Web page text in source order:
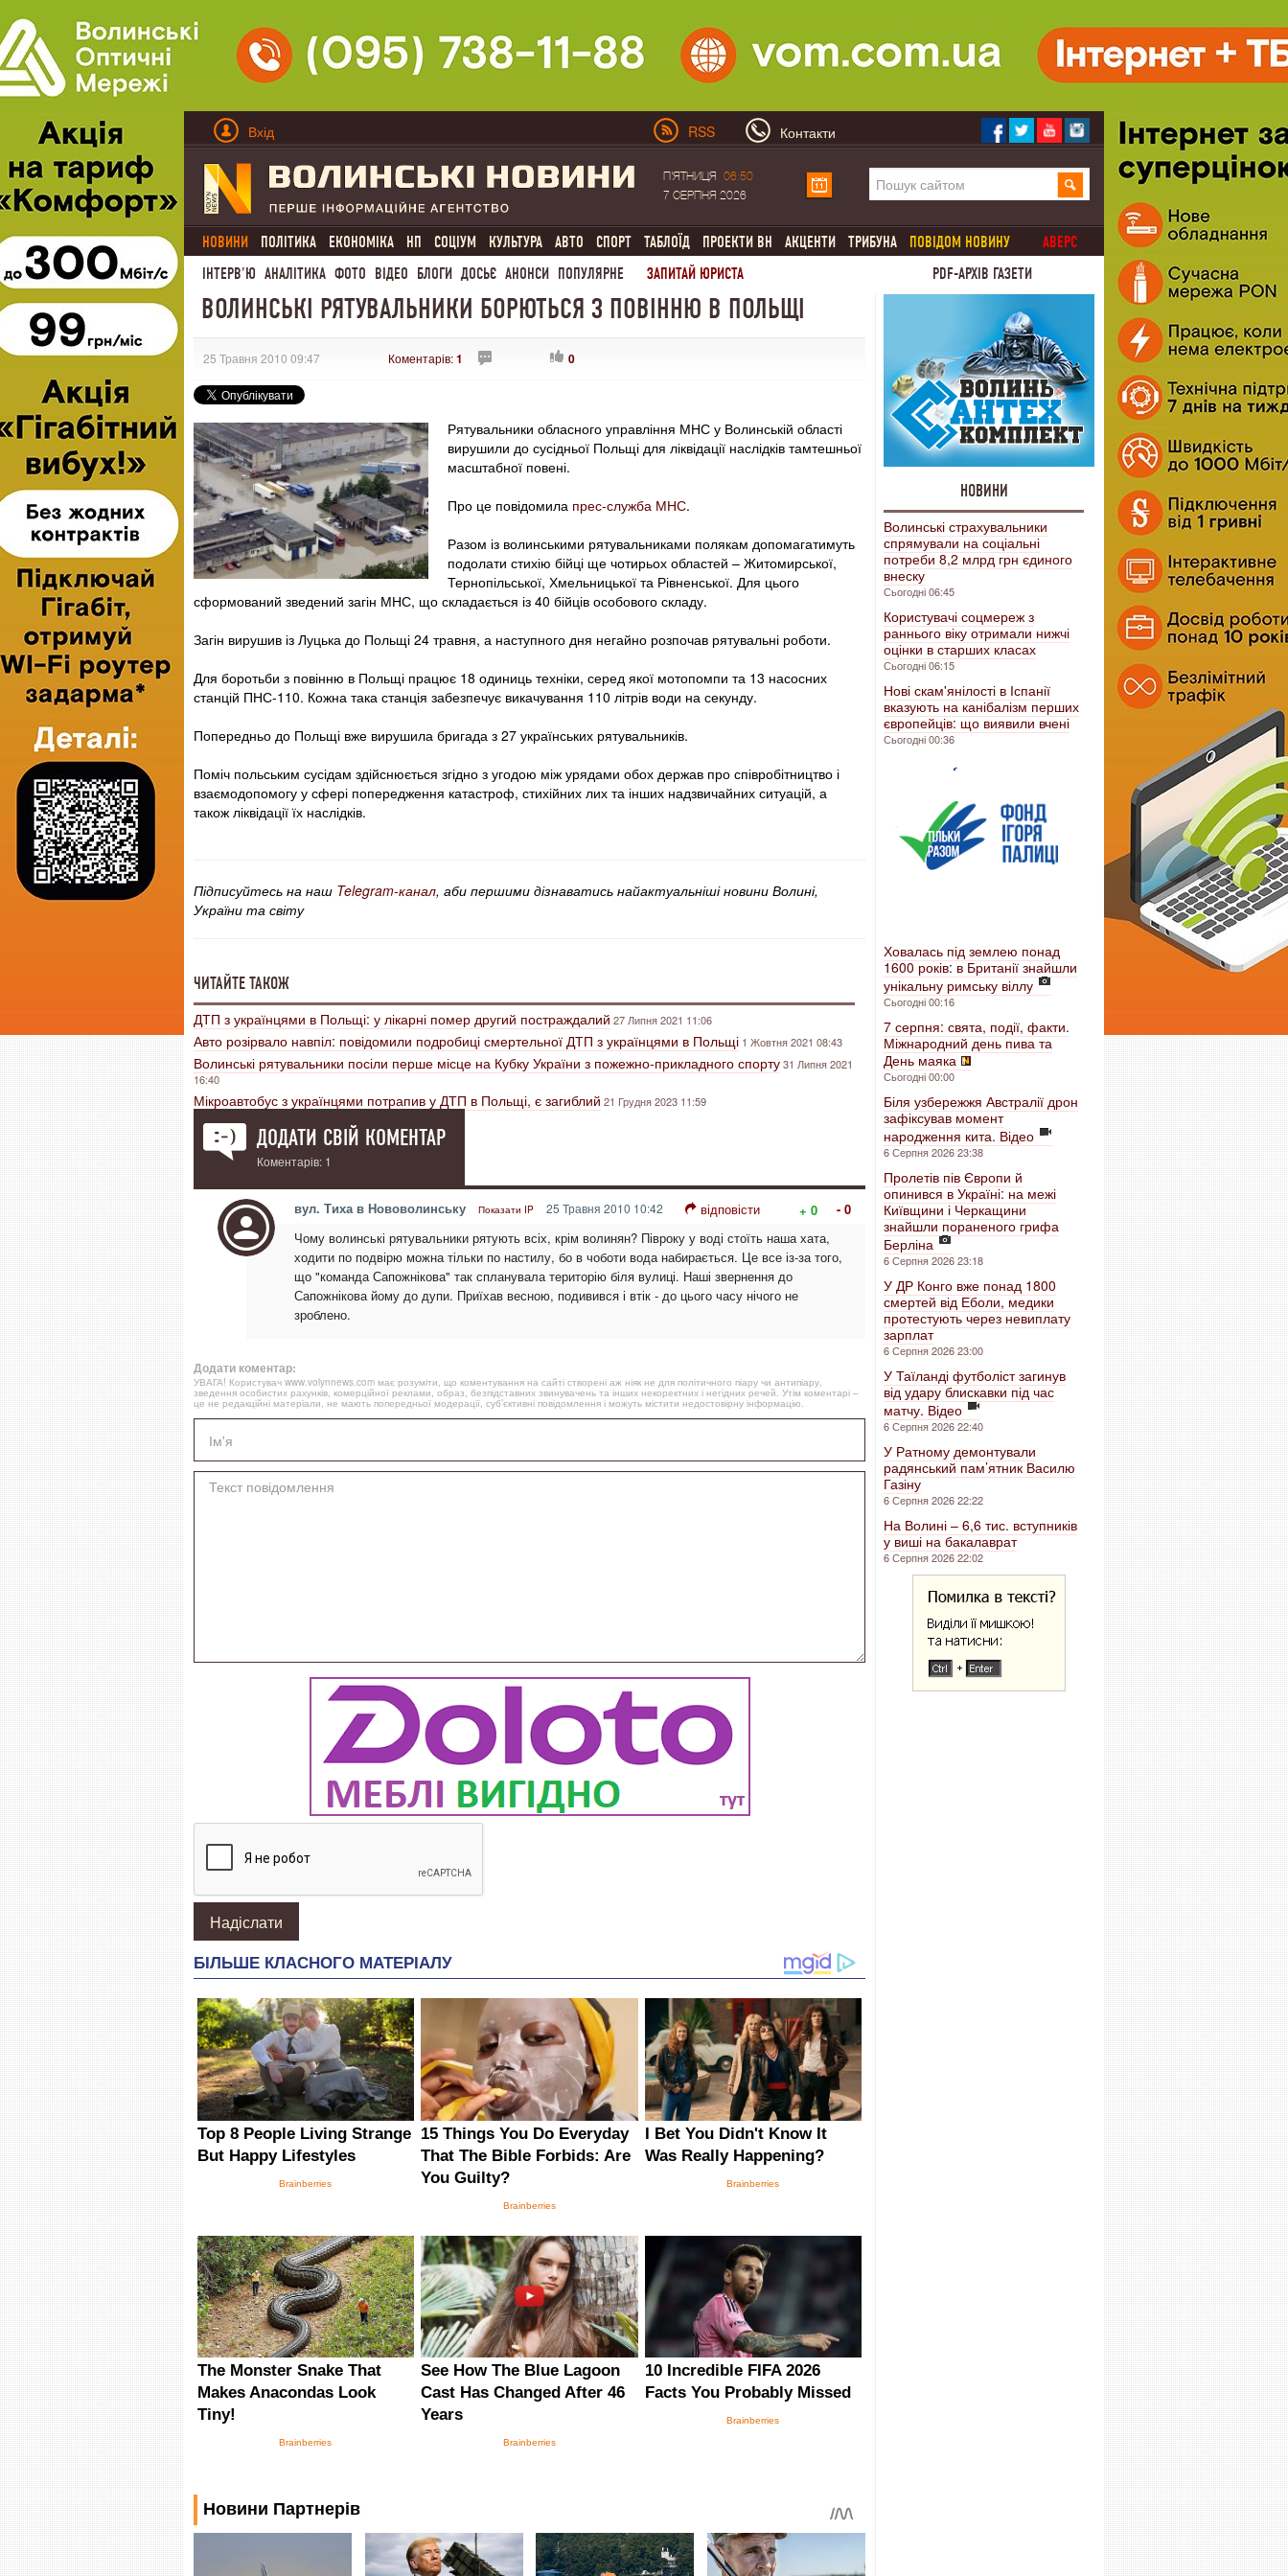
Вхід RSS Контакти
П'ЯТНИЦЯ
06:50
7 СЕРПНЯ 2026
НОВИНИ ПОЛІТИКА ЕКОНОМІКА НП СОЦІУМ КУЛЬТУРА АВТО СПОРТ ТАБЛОЇД ПРОЕКТИ ВН АКЦЕНТИ ТРИБУНА ПОВІДОМ НОВИНУ
АВЕРС
ІНТЕРВ'Ю АНАЛІТИКА ФОТО ВІДЕО БЛОГИ ДОСЬЄ АНОНСИ ПОПУЛЯРНЕ ЗАПИТАЙ ЮРИСТА PDF-АРХІВ ГАЗЕТИ
ВОЛИНСЬКІ РЯТУВАЛЬНИКИ БОРЮТЬСЯ З ПОВІННЮ В ПОЛЬЩІ
25 Травня 2010 09:47 Коментарів:1 0
Рятувальники обласного управління МНС у Волинській області
вирушили до сусідньої Польщі для ліквідації наслідків тамтешньої
масштабної повені.
Про це повідомила прес-служба МНС.
Разом із волинськими рятувальниками полякам допомагатимуть
подолати стихію бійці ще чотирьох областей – Житомирської,
Тернопільської, Хмельницької та Рівненської. Для цього
сформований зведений загін МНС, що складається із 40 бійців особового складу.
Загін вирушив із Луцька до Польщі 24 травня, а наступного дня негайно розпочав рятувальні роботи.
Для боротьби з повінню в Польщі працює 18 одиниць техніки, серед якої мотопомпи та 13 насосних
станцій ПНС-110. Кожна така станція забезпечує викачування 110 літрів води на секунду.
Попередньо до Польщі вже вирушила бригада з 27 українських рятувальників.
Поміч польським сусідам здійснюється згідно з угодою між урядами обох держав про співробітництво і
взаємодопомогу у сфері попередження катастроф, стихійних лих та інших надзвичайних ситуацій, а
також ліквідації їх наслідків.
Підписуйтесь на наш Telegram-канал, аби першими дізнаватись найактуальніші новини Волині,
України та світу
ЧИТАЙТЕ ТАКОЖ
ДТП з українцями в Польщі: у лікарні помер другий постраждалий 27 Липня 2021 11:06
Авто розірвало навпіл: повідомили подробиці смертельної ДТП з українцями в Польщі 1 Жовтня 2021 08:43
Волинські рятувальники посіли перше місце на Кубку України з пожежно-прикладного спорту31 Липня 2021
16:40
Мікроавтобус з українцями потрапив у ДТП в Польщі, є загиблий 21 Грудня 2023 11:59
ДОДАТИ СВІЙ КОМЕНТАР
Коментарів: 1
вул. Тиха в Нововолинську Показати IP 25 Травня 2010 10:42 відповісти + 0
- 0
Чому волинські рятувальники рятують всіх, крім волинян? Півроку у воді стоїть наша хата,
ходити по подвірю можна тільки по настилу, бо в чоботи вода набирається. Це все із-за того,
що "команда Сапожнікова" так спланувала територію біля вулиці. Наші звернення до
Сапожнікова йому до дупи. Приїхав весною, подивився і втік - до цього часу нічого не
зроблено.
Додати коментар:
УВАГА! Користувач www.volynnews.com має розуміти, що коментування на сайті створені аж ніяк не для політичного піару чи антипіару,
зведення особистих рахунків, комерційної реклами, образ, безпідставних звинувачень та інших некоректних і негідних речей. Утім коментарі –
це не редакційні матеріали, не мають попередньої модерації, суб’єктивні повідомлення і можуть містити недостовірну інформацію.
НОВИНИ
Волинські страхувальники
спрямували на соціальні
потреби 8,2 млрд грн єдиного
внеску
Сьогодні 06:45
Користувачі соцмереж з
раннього віку отримали нижчі
оцінки в старших класах
Сьогодні 06:15
Нові скам'янілості в Іспанії
вказують на канібалізм перших
європейців: що виявили вчені
Сьогодні 00:36
Ховалась під землею понад
1600 років: в Британії знайшли
унікальну римську віллу
Сьогодні 00:16
7 серпня: свята, події, факти.
Міжнародний день пива та
День маяка
Сьогодні 00:00
Біля узбережжя Австралії дрон
зафіксував момент
народження кита. Відео
6 Серпня 2026 23:38
Пролетів пів Європи й
опинився в Україні: на межі
Київщини і Черкащини
знайшли пораненого грифа
Берліна
6 Серпня 2026 23:18
У ДР Конго вже понад 1800
смертей від Еболи, медики
протестують через невиплату
зарплат
6 Серпня 2026 23:00
У Таїланді футболіст загинув
від удару блискавки під час
матчу. Відео
6 Серпня 2026 22:40
У Ратному демонтували
радянський пам’ятник Василю
Газіну
6 Серпня 2026 22:22
На Волині – 6,6 тис. вступників
у виші на бакалаврат
6 Серпня 2026 22:02